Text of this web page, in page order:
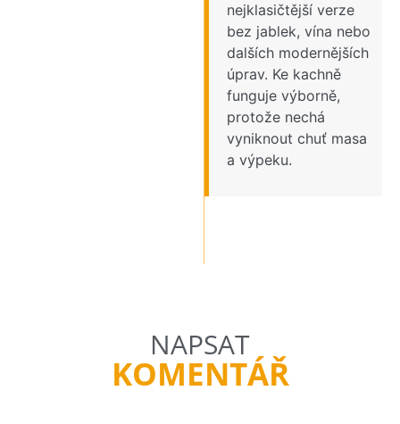
nejklasičtější verze
bez jablek, vína nebo
dalších modernějších
úprav. Ke kachně
funguje výborně,
protože nechá
vyniknout chuť masa
a výpeku.
NAPSAT
KOMENTÁŘ